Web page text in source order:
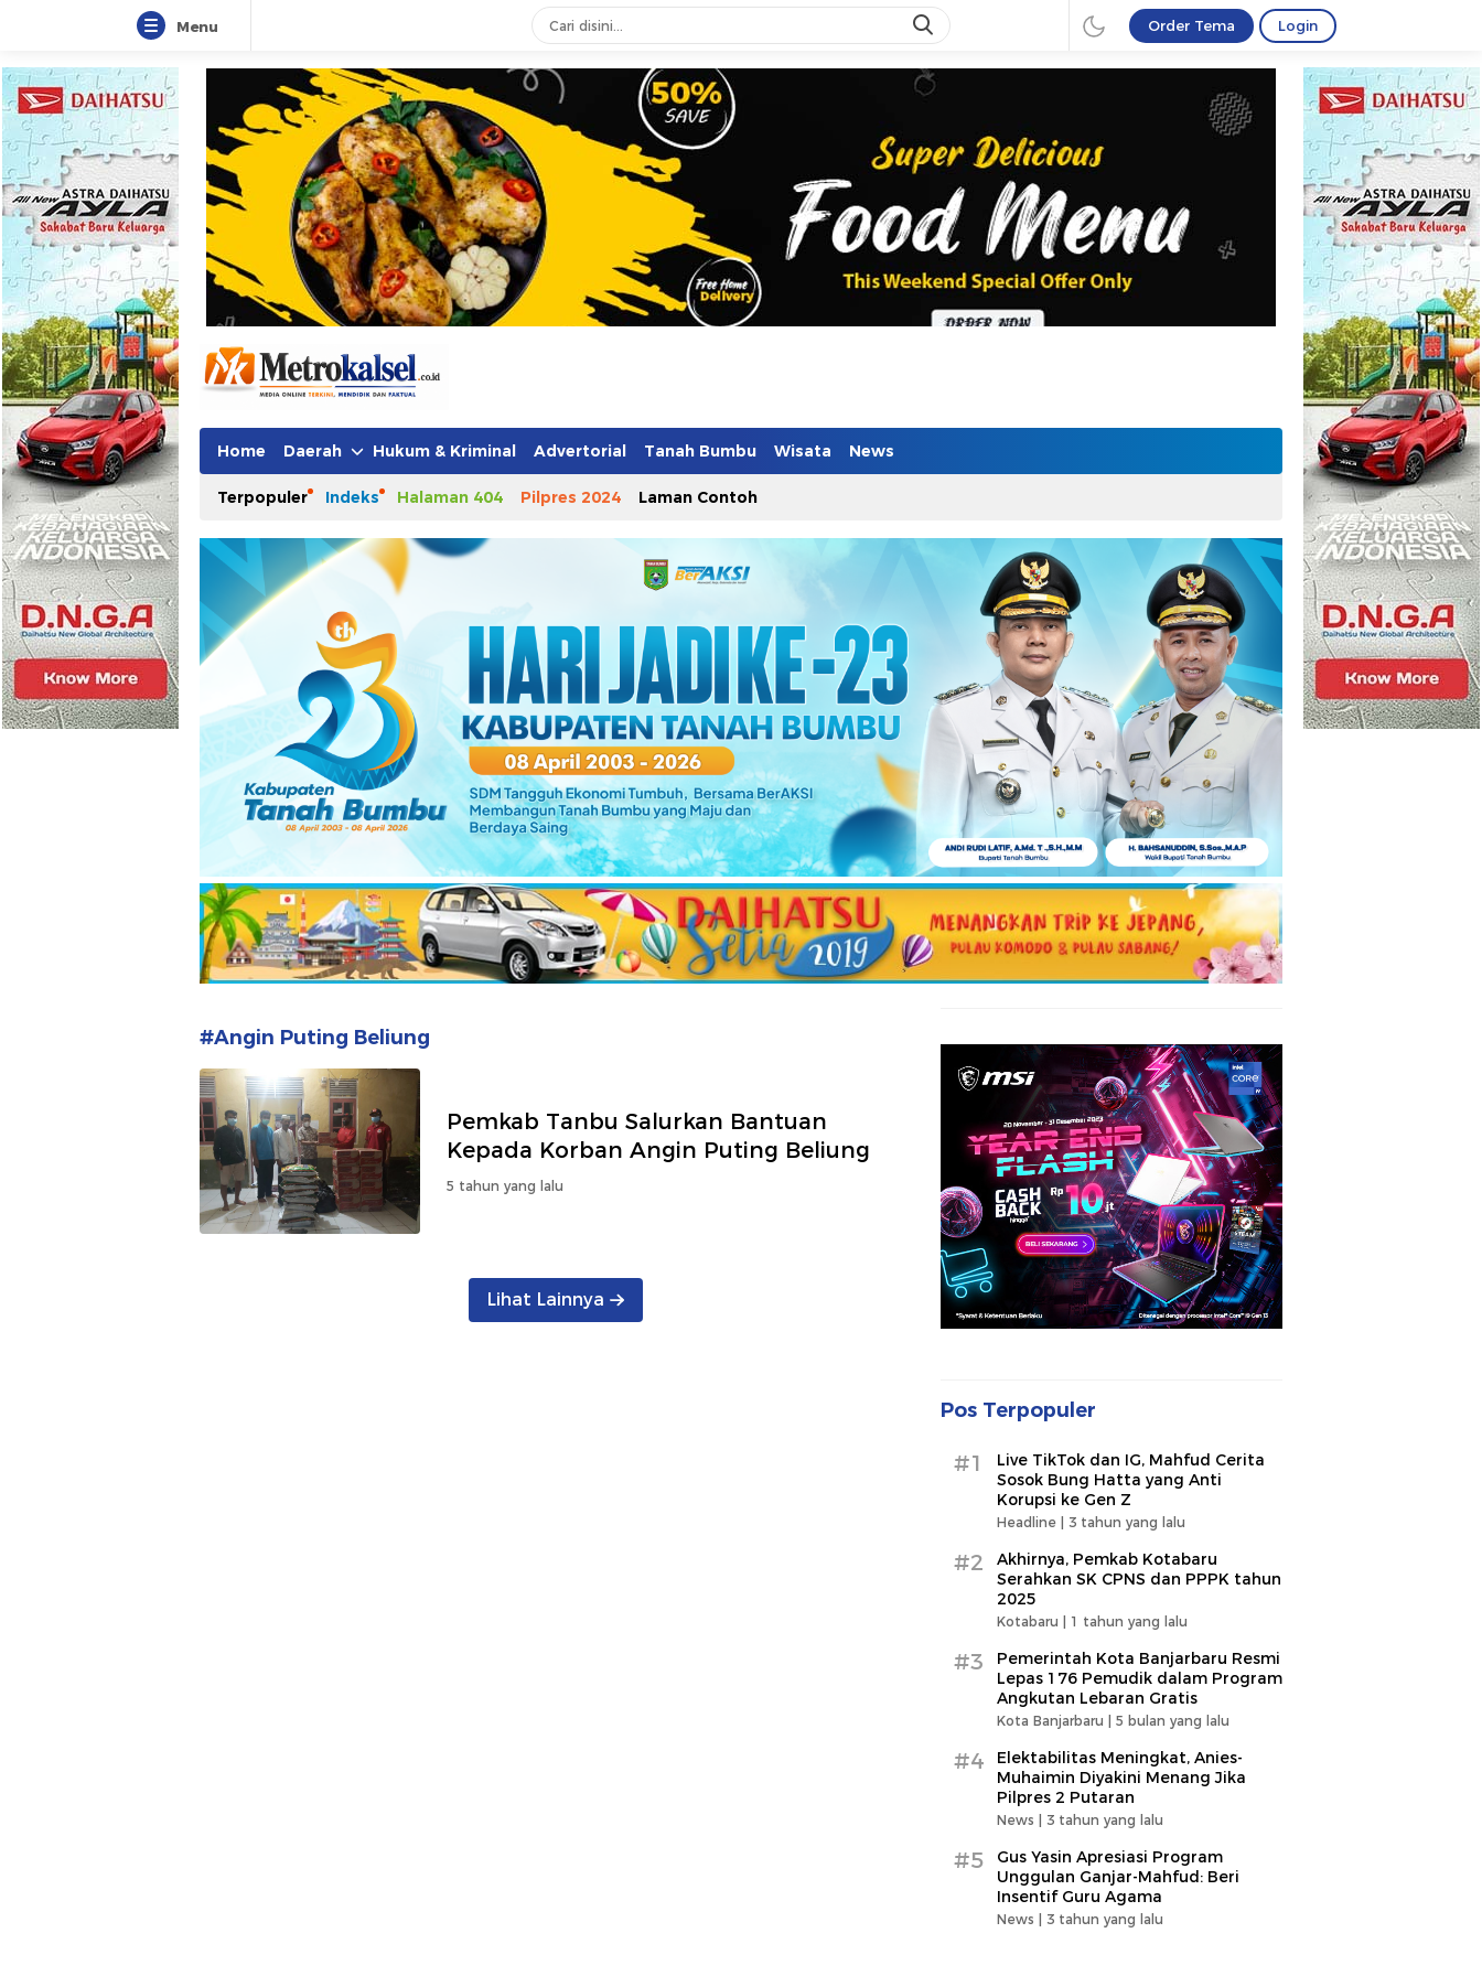
Menu Order Tema Login
Metro Kalsel
Media Online Terkini, Faktual dan Mendidik
Home Daerah Hukum & Kriminal Advertorial Tanah Bumbu Wisata News
Terpopuler Indeks Halaman 404 Pilpres 2024 Laman Contoh
#Angin Puting Beliung
Pemkab Tanbu Salurkan Bantuan
Kepada Korban Angin Puting Beliung
5 tahun yang lalu
Lihat Lainnya
Pos Terpopuler
#1
Live TikTok dan IG, Mahfud Cerita
Sosok Bung Hatta yang Anti
Korupsi ke Gen Z
Headline | 3 tahun yang lalu
#2
Akhirnya, Pemkab Kotabaru
Serahkan SK CPNS dan PPPK tahun
2025
Kotabaru | 1 tahun yang lalu
#3
Pemerintah Kota Banjarbaru Resmi
Lepas 176 Pemudik dalam Program
Angkutan Lebaran Gratis
Kota Banjarbaru | 5 bulan yang lalu
#4
Elektabilitas Meningkat, Anies-
Muhaimin Diyakini Menang Jika
Pilpres 2 Putaran
News | 3 tahun yang lalu
#5
Gus Yasin Apresiasi Program
Unggulan Ganjar-Mahfud: Beri
Insentif Guru Agama
News | 3 tahun yang lalu